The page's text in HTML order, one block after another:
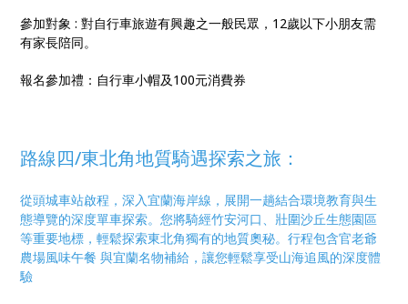
參加對象 : 對自行車旅遊有興趣之一般民眾，12歲以下小朋友需
有家長陪同。
報名參加禮：自行車小帽及100元消費券
路線四/東北角地質騎遇探索之旅：
從頭城車站啟程，深入宜蘭海岸線，展開一趟結合環境教育與生
態導覽的深度單車探索。您將騎經竹安河口、壯圍沙丘生態園區
等重要地標，輕鬆探索東北角獨有的地質奧秘。行程包含官老爺
農場風味午餐 與宜蘭名物補給，讓您輕鬆享受山海追風的深度體
驗